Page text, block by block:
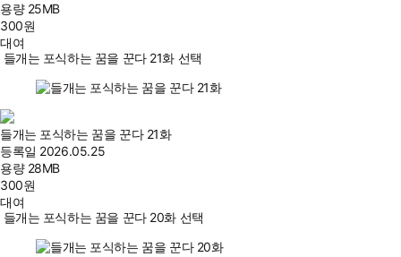
용량 25MB
300원
대여
들개는 포식하는 꿈을 꾼다 21화 선택
들개는 포식하는 꿈을 꾼다 21화
등록일 2026.05.25
용량 28MB
300원
대여
들개는 포식하는 꿈을 꾼다 20화 선택